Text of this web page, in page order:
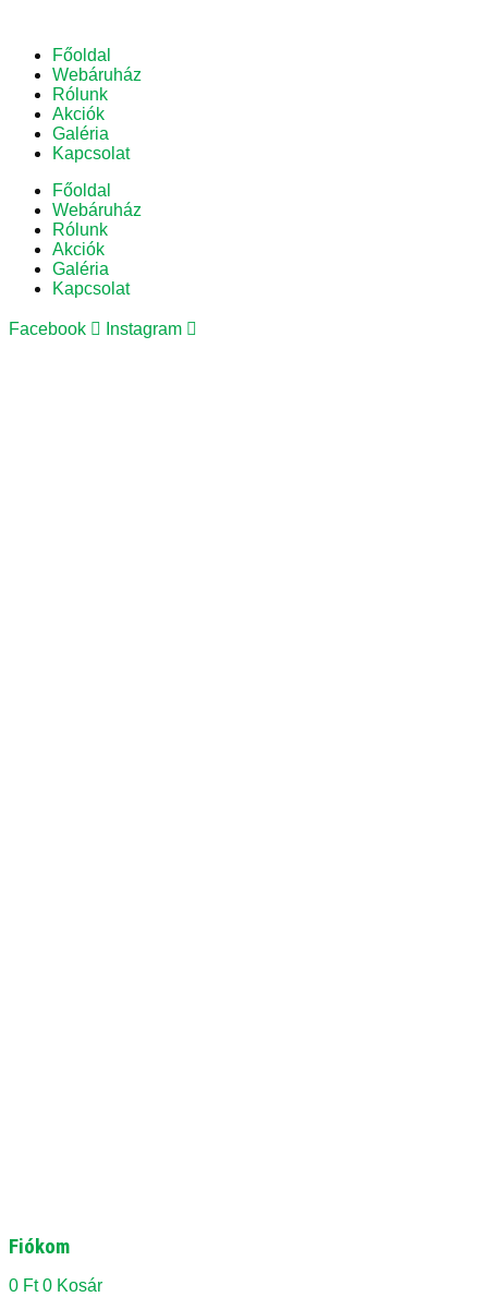
Főoldal
Webáruház
Rólunk
Akciók
Galéria
Kapcsolat
Főoldal
Webáruház
Rólunk
Akciók
Galéria
Kapcsolat
Facebook Instagram
Fiókom
0 Ft 0 Kosár